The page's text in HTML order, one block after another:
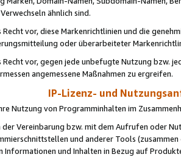
ähnlich sind.
Recht vor, diese Markenrichtlinien und die
oder überarbeiteter
Recht vor, gegen jede unbefugte Nutzung bzw.
angemessene Maßnahmen zu ergreifen.
IP-Lizenz- und
Nutzung von Programminhalten im
Vereinbarung bzw. mit dem Aufrufen oder
und anderer Tools (zusammen
Informationen und Inhalten in Bezug auf